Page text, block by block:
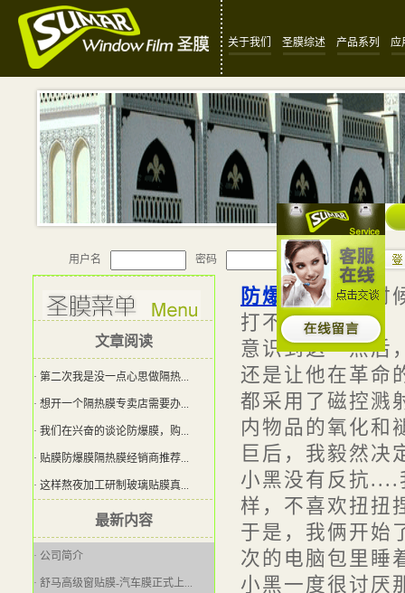
关于我们 圣膜综述 产品系列 应
用户名 密码
文章阅读
· 第二次我是没一点心思做隔热...
· 想开一个隔热膜专卖店需要办...
· 我们在兴奋的谈论防爆膜，购...
· 贴膜防爆膜隔热膜经销商推荐...
· 这样熬夜加工研制玻璃贴膜真...
最新内容
· 公司简介
· 舒马高级窗贴膜-汽车膜正式上...
防爆隔热膜那时
打不破
意识到这一点后
还是让他在革命
都采用了磁控溅
内物品的氧化和
巨后，我毅然决
小黑没有反抗....
样，不喜欢扭扭
于是，我俩开始
次的电脑包里睡
小黑一度很讨厌